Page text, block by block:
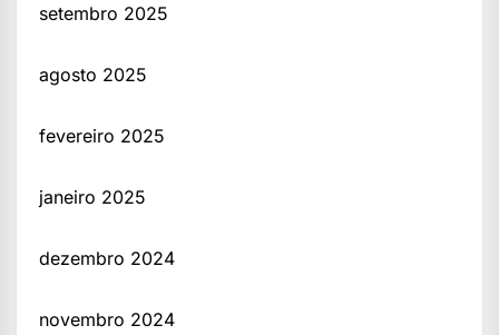
setembro 2025
agosto 2025
fevereiro 2025
janeiro 2025
dezembro 2024
novembro 2024